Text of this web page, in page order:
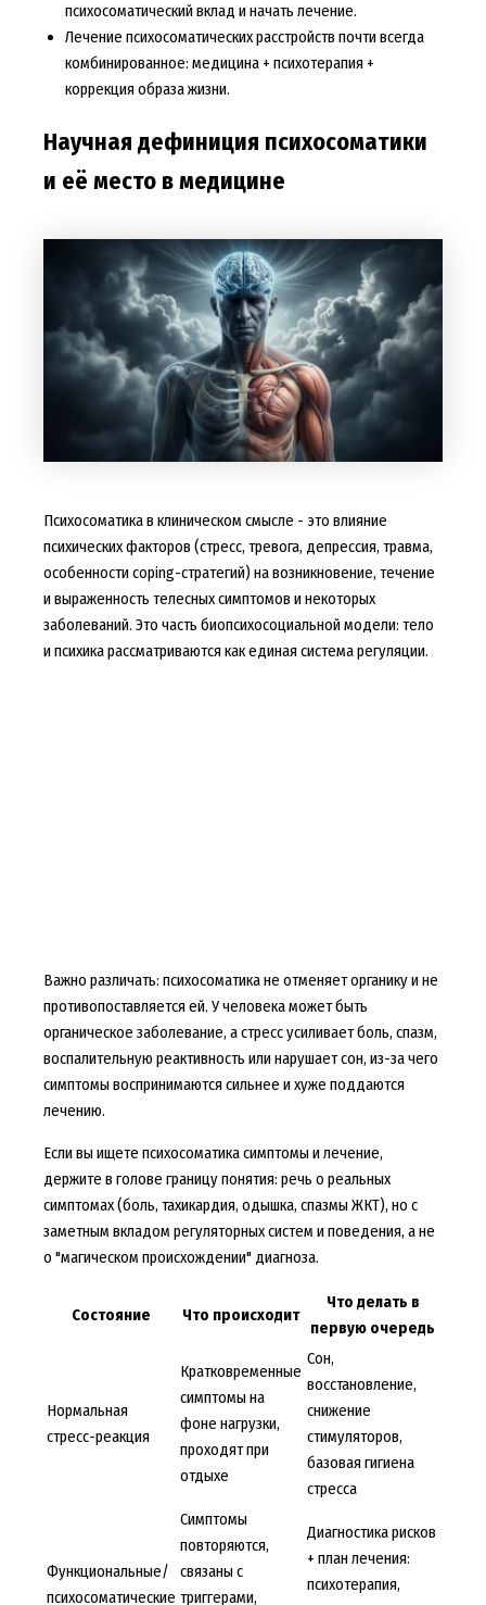
психосоматический вклад и начать лечение.
Лечение психосоматических расстройств почти всегда
комбинированное: медицина + психотерапия +
коррекция образа жизни.
Научная дефиниция психосоматики
и её место в медицине
Психосоматика в клиническом смысле - это влияние
психических факторов (стресс, тревога, депрессия, травма,
особенности coping-стратегий) на возникновение, течение
и выраженность телесных симптомов и некоторых
заболеваний. Это часть биопсихосоциальной модели: тело
и психика рассматриваются как единая система регуляции.
Важно различать: психосоматика не отменяет органику и не
противопоставляется ей. У человека может быть
органическое заболевание, а стресс усиливает боль, спазм,
воспалительную реактивность или нарушает сон, из-за чего
симптомы воспринимаются сильнее и хуже поддаются
лечению.
Если вы ищете психосоматика симптомы и лечение,
держите в голове границу понятия: речь о реальных
симптомах (боль, тахикардия, одышка, спазмы ЖКТ), но с
заметным вкладом регуляторных систем и поведения, а не
о "магическом происхождении" диагноза.
Состояние Что происходит
Что делать в
первую очередь
Нормальная
стресс-реакция
Кратковременные
симптомы на
фоне нагрузки,
проходят при
отдыхе
Сон,
восстановление,
снижение
стимуляторов,
базовая гигиена
стресса
Функциональные/
психосоматические
Симптомы
повторяются,
связаны с
триггерами,
Диагностика рисков
+ план лечения:
психотерапия,